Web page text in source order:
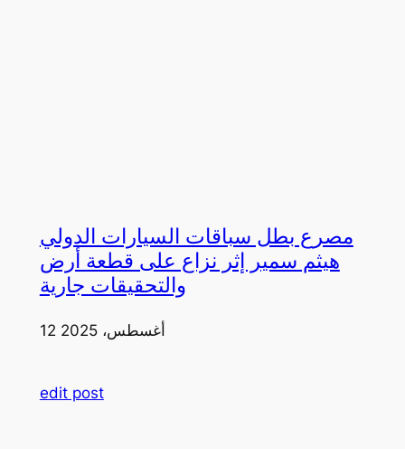
مصرع بطل سباقات السيارات الدولي
هيثم سمير إثر نزاع على قطعة أرض
والتحقيقات جارية
12 أغسطس، 2025
edit post